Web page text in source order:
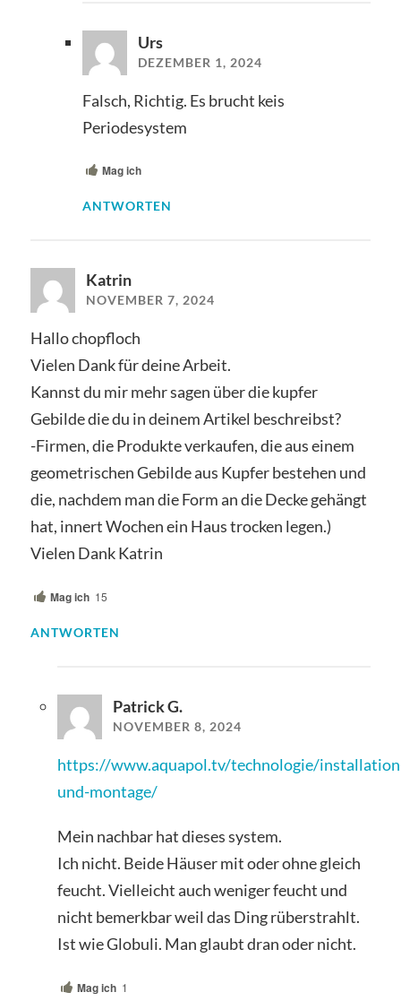
Urs
DEZEMBER 1, 2024
Falsch, Richtig. Es brucht keis
Periodesystem
Mag ich
ANTWORTEN
Katrin
NOVEMBER 7, 2024
Hallo chopfloch
Vielen Dank für deine Arbeit.
Kannst du mir mehr sagen über die kupfer
Gebilde die du in deinem Artikel beschreibst?
-Firmen, die Produkte verkaufen, die aus einem
geometrischen Gebilde aus Kupfer bestehen und
die, nachdem man die Form an die Decke gehängt
hat, innert Wochen ein Haus trocken legen.)
Vielen Dank Katrin
Mag ich 15
ANTWORTEN
Patrick G.
NOVEMBER 8, 2024
https://www.aquapol.tv/technologie/
und-montage/
Mein nachbar hat dieses system.
Ich nicht. Beide Häuser mit oder ohne gleich
feucht. Vielleicht auch weniger feucht und
nicht bemerkbar weil das Ding rüberstrahlt.
Ist wie Globuli. Man glaubt dran oder nicht.
Mag ich 1